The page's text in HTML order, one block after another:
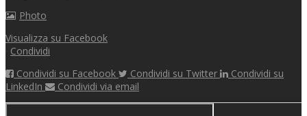
Photo
Visualizza su Facebook
Condividi
Condividi su Facebook
Condividi su Twitter
Condividi su
LinkedIn
Condividi via email